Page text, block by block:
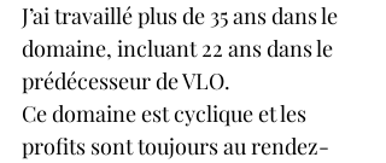
J’ai travaillé plus de 35 ans dans le
domaine, incluant 22 ans dans le
prédécesseur de VLO.
Ce domaine est cyclique et les
profits sont toujours au rendez-